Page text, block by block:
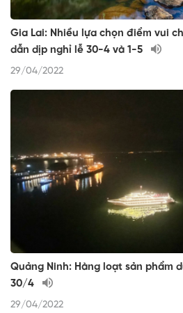
Gia Lai: Nhiều lựa chọn điểm vui
dẫn dịp nghỉ lễ 30-4 và 1-5
29/04/2022
Quảng Ninh: Hàng loạt sản phẩm
30/4
29/04/2022